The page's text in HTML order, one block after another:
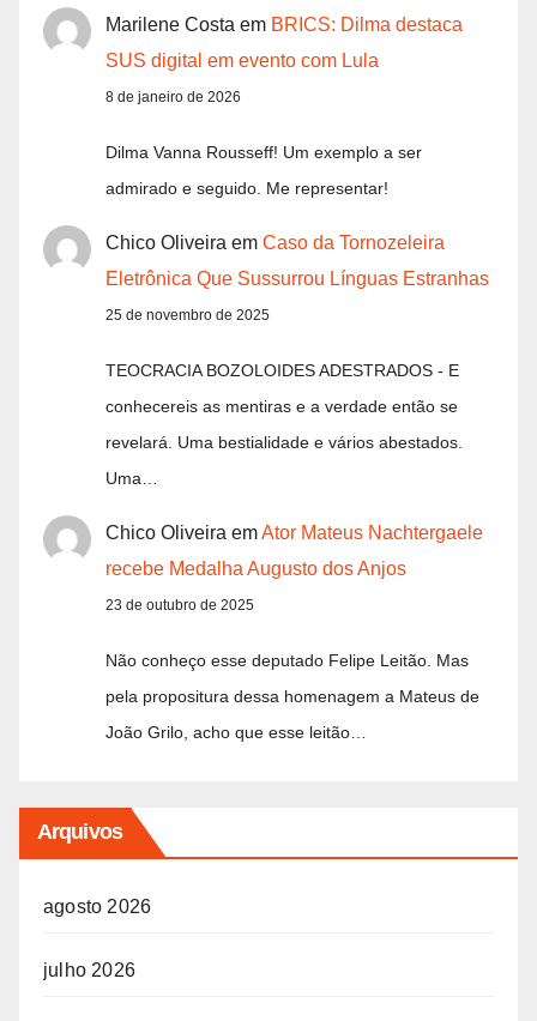
Marilene Costa em BRICS: Dilma destaca
SUS digital em evento com Lula
8 de janeiro de 2026
Dilma Vanna Rousseff! Um exemplo a ser
admirado e seguido. Me representar!
Chico Oliveira em Caso da Tornozeleira
Eletrônica Que Sussurrou Línguas Estranhas
25 de novembro de 2025
TEOCRACIA BOZOLOIDES ADESTRADOS - E
conhecereis as mentiras e a verdade então se
revelará. Uma bestialidade e vários abestados.
Uma…
Chico Oliveira emAtor Mateus Nachtergaele
recebe Medalha Augusto dos Anjos
23 de outubro de 2025
Não conheço esse deputado Felipe Leitão. Mas
pela propositura dessa homenagem a Mateus de
João Grilo, acho que esse leitão…
Arquivos
agosto 2026
julho 2026